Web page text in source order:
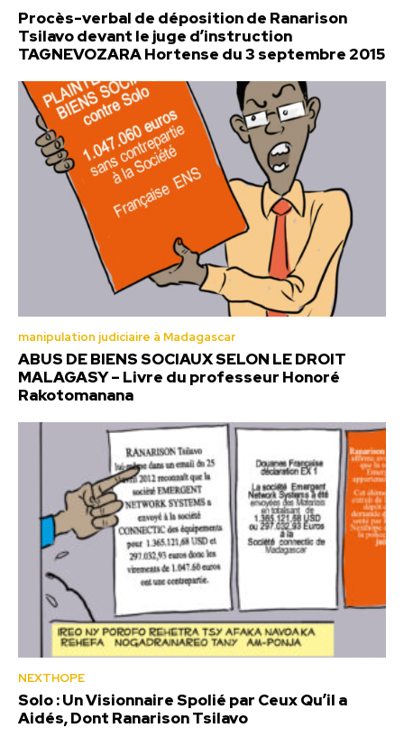
Procès-verbal de déposition de Ranarison
Tsilavo devant le juge d’instruction
TAGNEVOZARA Hortense du 3 septembre 2015
manipulation judiciaire à Madagascar
ABUS DE BIENS SOCIAUX SELON LE DROIT
MALAGASY – Livre du professeur Honoré
Rakotomanana
NEXTHOPE
Solo : Un Visionnaire Spolié par Ceux Qu’il a
Aidés, Dont Ranarison Tsilavo